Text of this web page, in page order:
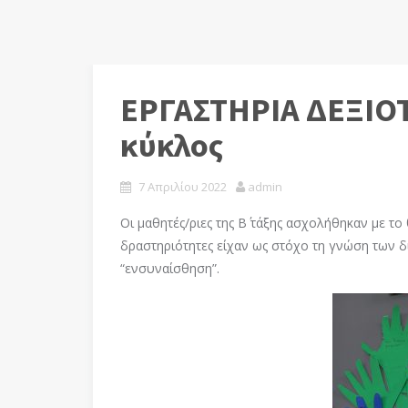
ΕΡΓΑΣΤΗΡΙΑ
κύκλος
7 Απριλίου 2022 admin
Οι μαθητές/ριες της Β΄ τάξης ασχολήθηκαν με
δραστηριότητες είχαν ως στόχο τη γνώση των
“ενσυναίσθηση”.